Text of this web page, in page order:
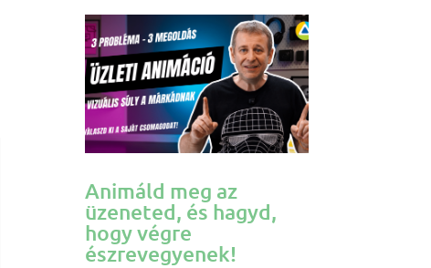
Animáld meg az
üzeneted, és hagyd,
hogy végre
észrevegyenek!